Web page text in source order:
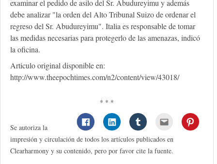
examinar el pedido de asilo del Sr. Abudureyimu y además
debe analizar "la orden del Alto Tribunal Suizo de ordenar el
regreso del Sr. Abudureyimu". Italia es responsable de tomar
las medidas necesarias para protegerlo de las amenazas, indicó
la oficina.
Articulo original disponible en:
http://www.theepochtimes.com/n2/content/view/43018/
* * *
Se autoriza la
impresión y circulación de todos los artículos publicados en
Clearharmony y su contenido, pero por favor cite la fuente.